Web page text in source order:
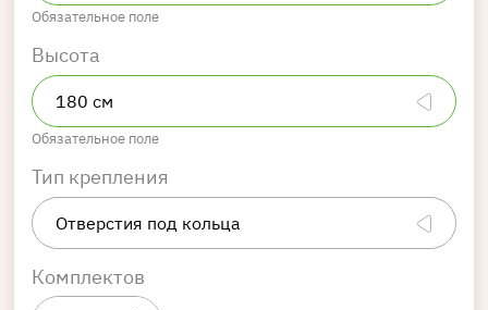
Обязательное поле
Высота
Обязательное поле
Тип крепления
Комплектов